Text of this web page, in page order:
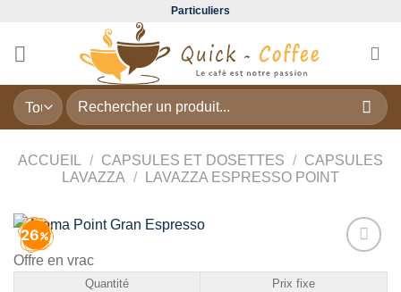
Particuliers
Recherche
pour :
ACCUEIL / CAPSULES ET DOSETTES /
CAPSULES
LAVAZZA / LAVAZZA ESPRESSO POINT
26
Add to
Offre en vrac
Quantité Prix fixe